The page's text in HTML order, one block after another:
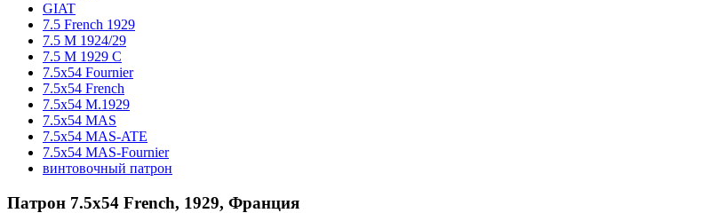
GIAT
7.5 French 1929
7.5 M 1924/29
7.5 M 1929 C
7.5x54 Fournier
7.5x54 French
7.5x54 M.1929
7.5x54 MAS
7.5x54 MAS-ATE
7.5x54 MAS-Fournier
винтовочный патрон
Патрон 7.5x54 French, 1929, Франция